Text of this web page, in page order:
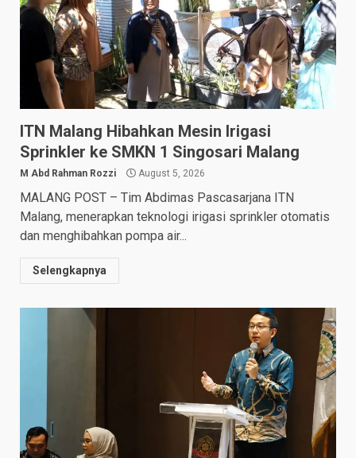
ITN Malang Hibahkan Mesin Irigasi
Sprinkler ke SMKN 1 Singosari Malang
M Abd Rahman Rozzi August 5, 2026
MALANG POST – Tim Abdimas Pascasarjana ITN
Malang, menerapkan teknologi irigasi sprinkler otomatis
dan menghibahkan pompa air...
Selengkapnya